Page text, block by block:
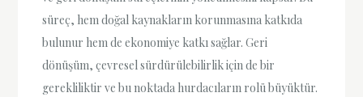
süreç, hem doğal kaynakların korunmasına katkıda
bulunur hem de ekonomiye katkı sağlar. Geri
dönüşüm, çevresel sürdürülebilirlik için de bir
gerekliliktir ve bu noktada hurdacıların rolü büyüktür.